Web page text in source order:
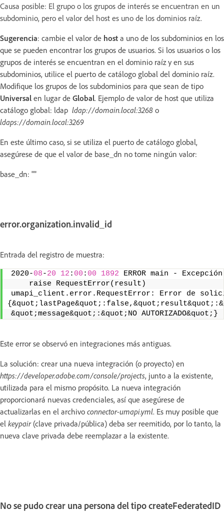
Causa posible: El grupo o los grupos de interés se encuentran en un
subdominio, pero el valor del host es uno de los dominios raíz.
Sugerencia: cambie el valor de host a uno de los subdominios en los
que se pueden encontrar los grupos de usuarios. Si los usuarios o los
grupos de interés se encuentran en el dominio raíz y en sus
subdominios, utilice el puerto de catálogo global del dominio raíz.
Modifique los grupos de los subdominios para que sean de tipo
Universal en lugar de Global. Ejemplo de valor de host que utiliza
catálogo global: ldap ldap://domain.local:3268 o
ldaps://domain.local:3269
En este último caso, si se utiliza el puerto de catálogo global,
asegúrese de que el valor de base_dn no tome ningún valor:
base_dn: ""
error.organization.invalid_id
Entrada del registro de muestra:
2020-08-20 12 : 00 : 00 1892 ERROR main -
    raise RequestError(result)
umapi_client.error.RequestError: Error de
&quot;message&quot;:&quot;NO AUTORIZADO&quot;}
Este error se observó en integraciones más antiguas.
La solución: crear una nueva integración (o proyecto) en
https://developer.adobe.com/console/projects, junto a la existente,
utilizada para el mismo propósito. La nueva integración
proporcionará nuevas credenciales, así que asegúrese de
actualizarlas en el archivo connector-umapi.yml. Es muy posible que
el keypair(clave privada/pública) deba ser reemitido, por lo tanto, la
nueva clave privada debe reemplazar a la existente.
No se pudo crear una persona del tipo createFederatedID